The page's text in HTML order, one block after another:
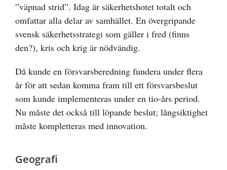
”väpnad strid”. Idag är säkerhetshotet totalt och
omfattar alla delar av samhället. En övergripande
svensk säkerhetsstrategi som gäller i fred (finns
den?), kris och krig är nödvändig.
Då kunde en försvarsberedning fundera under flera
år för att sedan komma fram till ett försvarsbeslut
som kunde implementeras under en tio-års period.
Nu måste det också till löpande beslut; långsiktighet
måste kompletteras med innovation.
Geografi